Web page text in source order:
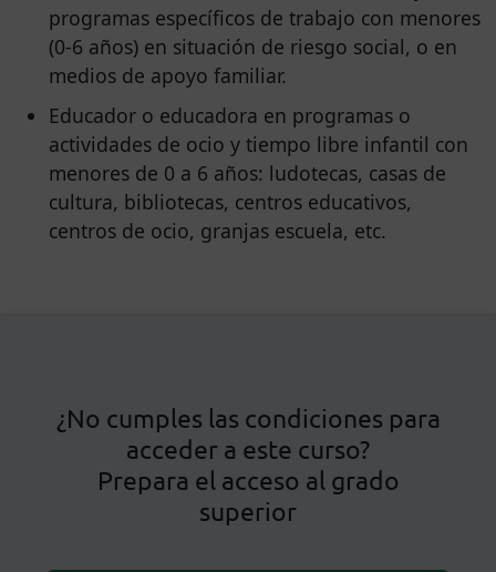
programas específicos de trabajo con menores
(0-6 años) en situación de riesgo social, o en
medios de apoyo familiar.
Educador o educadora en programas o
actividades de ocio y tiempo libre infantil con
menores de 0 a 6 años: ludotecas, casas de
cultura, bibliotecas, centros educativos,
centros de ocio, granjas escuela, etc.
¿No cumples las condiciones para
acceder a este curso?
Prepara el acceso al grado
superior